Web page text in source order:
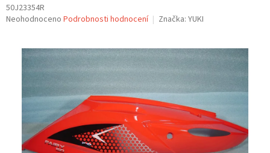
50J23354R
Průměrné
hvězdiček.
Neohodnoceno Podrobnosti hodnocení Značka: YUKI